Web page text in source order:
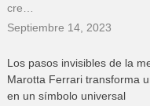
cre…
Septiembre 14, 2023
Los pasos invisibles de la
Marotta Ferrari transforma
en un símbolo universal